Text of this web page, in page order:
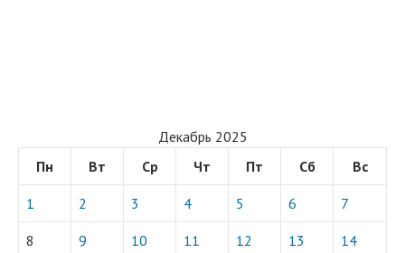
Декабрь 2025
Пн
Вт Ср Чт Пт Сб Вс
1 2 3 4 5 6 7
8 9 10 11 12 13 14